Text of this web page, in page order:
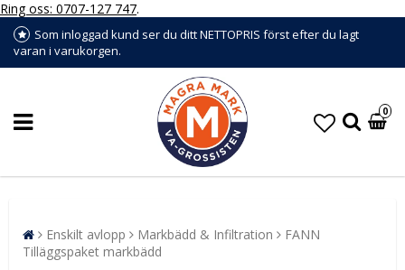
Ring oss: 0707-127 747.
Som inloggad kund ser du ditt NETTOPRIS först efter du lagt
varan i varukorgen.
0
Enskilt avlopp Markbädd & Infiltration
FANN
Tilläggspaket markbädd